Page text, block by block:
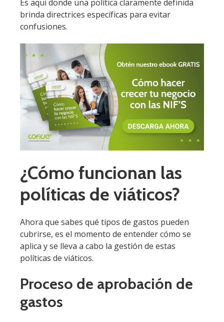
Es aquí donde una política claramente definida
brinda directrices específicas para evitar
confusiones.
¿Cómo funcionan las
políticas de viáticos?
Ahora que sabes qué tipos de gastos pueden
cubrirse, es el momento de entender cómo se
aplica y se lleva a cabo la gestión de estas
políticas de viáticos.
Proceso de aprobación de
gastos